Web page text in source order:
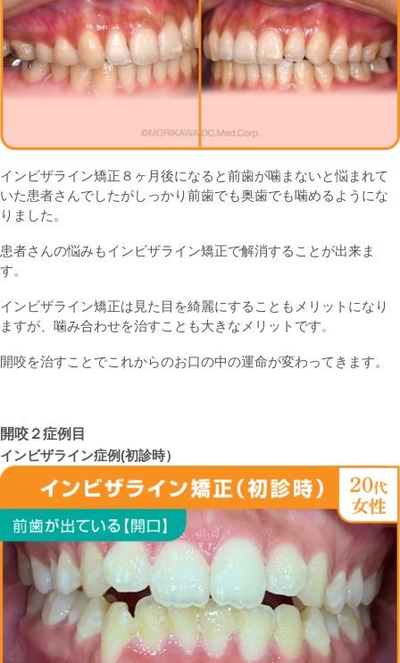
インビザライン矯正８ヶ月後になると前歯が噛まないと悩まれて
いた患者さんでしたがしっかり前歯でも奥歯でも噛めるようにな
りました。
患者さんの悩みもインビザライン矯正で解消することが出来ま
す。
インビザライン矯正は見た目を綺麗にすることもメリットになり
ますが、噛み合わせを治すことも大きなメリットです。
開咬を治すことでこれからのお口の中の運命が変わってきます。
開咬２症例目
インビザライン症例(初診時）